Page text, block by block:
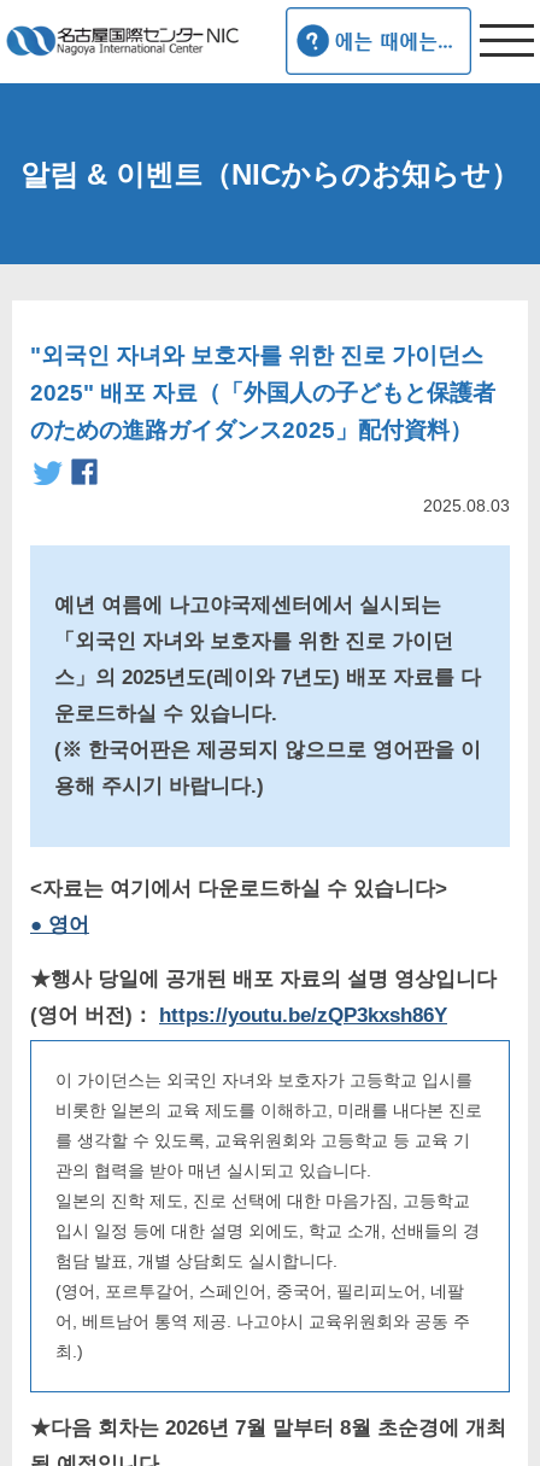
알림 & 이벤트（NICからのお知らせ）
"외국인 자녀와 보호자를 위한 진로 가이던스
2025" 배포 자료（「外国人の子どもと保護者
のための進路ガイダンス2025」配付資料）
2025.08.03
예년 여름에 나고야국제센터에서 실시되는
「외국인 자녀와 보호자를 위한 진로 가이던
스」의 2025년도(레이와 7년도) 배포 자료를 다
운로드하실 수 있습니다.
(※ 한국어판은 제공되지 않으므로 영어판을 이
용해 주시기 바랍니다.)
<자료는 여기에서 다운로드하실 수 있습니다>
● 영어
★행사 당일에 공개된 배포 자료의 설명 영상입니다
(영어 버전)： https://youtu.be/zQP3kxsh86Y
이 가이던스는 외국인 자녀와 보호자가 고등학교 입시를
비롯한 일본의 교육 제도를 이해하고, 미래를 내다본 진로
를 생각할 수 있도록, 교육위원회와 고등학교 등 교육 기
관의 협력을 받아 매년 실시되고 있습니다.
일본의 진학 제도, 진로 선택에 대한 마음가짐, 고등학교
입시 일정 등에 대한 설명 외에도, 학교 소개, 선배들의 경
험담 발표, 개별 상담회도 실시합니다.
(영어, 포르투갈어, 스페인어, 중국어, 필리피노어, 네팔
어, 베트남어 통역 제공. 나고야시 교육위원회와 공동 주
최.)
★다음 회차는 2026년 7월 말부터 8월 초순경에 개최